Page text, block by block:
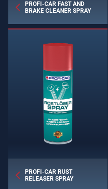
PROFI-CAR FAST AND
BRAKE CLEANER SPRAY
PROFI-CAR RUST
RELEASER SPRAY